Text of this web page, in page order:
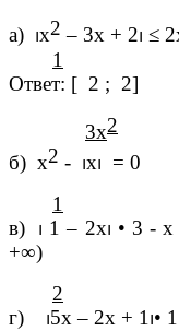
а) ⏐х2 – 3х + 2⏐ ≤
1
Ответ: [ 2 ; 2]
3х2
б) х2 - ⏐х⏐ = 0
1
в) ⏐ 1 – 2х⏐ • 3 -
+∞)
2
г) ⏐5х – 2х + 1⏐•